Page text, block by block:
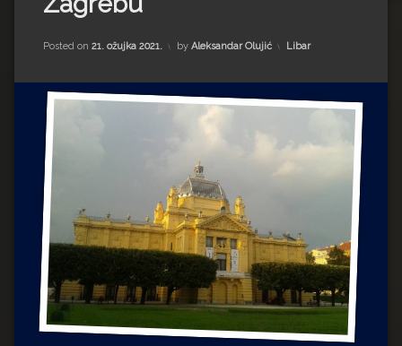
Impressum
Milenko Strižak
Drugi autori
Drugi autori
Matea Andrić
Ljiljana Lekanić-Kljaić
Željko Krznarić
Mario Lovreković
Miroslav Šantek
Posted on 21. ožujka 2021. by Aleksandar Olujić Kategorije:
Libar